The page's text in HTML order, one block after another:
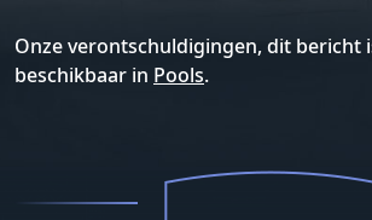
Onze verontschuldigingen, dit bericht
beschikbaar in Pools.